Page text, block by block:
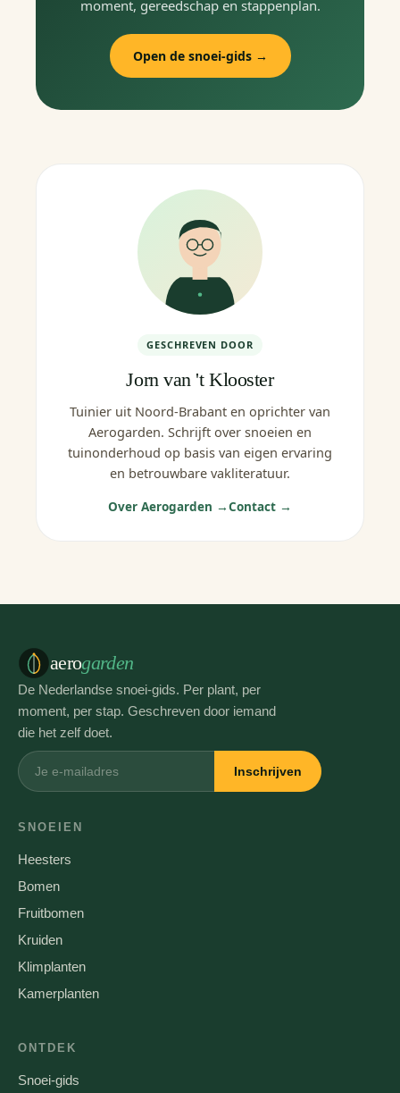
moment, gereedschap en stappenplan.
Open de snoei-gids →
GESCHREVEN DOOR
Jorn van 't Klooster
Tuinier uit Noord-Brabant en oprichter van
Aerogarden. Schrijft over snoeien en
tuinonderhoud op basis van eigen ervaring
en betrouwbare vakliteratuur.
Over Aerogarden →Contact →
aerogarden
De Nederlandse snoei-gids. Per plant, per
moment, per stap. Geschreven door iemand
die het zelf doet.
Inschrijven
SNOEIEN
Heesters
Bomen
Fruitbomen
Kruiden
Klimplanten
Kamerplanten
ONTDEK
Snoei-gids